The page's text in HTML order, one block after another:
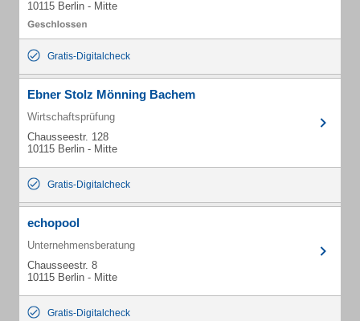
10115 Berlin - Mitte
Gratis-Digitalcheck
Ebner Stolz Mönning Bachem
Wirtschaftsprüfung
Chausseestr. 128
10115 Berlin - Mitte
Gratis-Digitalcheck
echopool
Unternehmensberatung
Chausseestr. 8
10115 Berlin - Mitte
Gratis-Digitalcheck